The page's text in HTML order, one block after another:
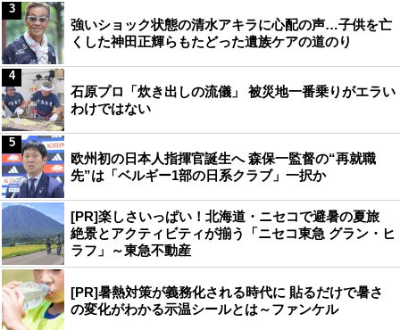
強いショック状態の清水アキラに心配の声…子供を亡
くした神田正輝らもたどった遺族ケアの道のり
3
石原プロ「炊き出しの流儀」 被災地一番乗りがエラい
わけではない
4
欧州初の日本人指揮官誕生へ 森保一監督の“再就職
先”は「ベルギー1部の日系クラブ」一択か
5
[PR]楽しさいっぱい！北海道・ニセコで避暑の夏旅
絶景とアクティビティが揃う「ニセコ東急 グラン・ヒ
ラフ」～東急不動産
[PR]暑熱対策が義務化される時代に 貼るだけで暑さ
の変化がわかる示温シールとは～ファンケル